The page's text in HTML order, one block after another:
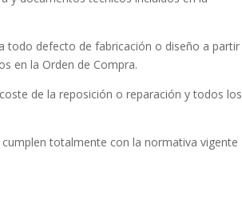
todo defecto de fabricación o diseño a partir
en la Orden de Compra.
de la reposición o reparación y todos los
totalmente con la normativa vigente